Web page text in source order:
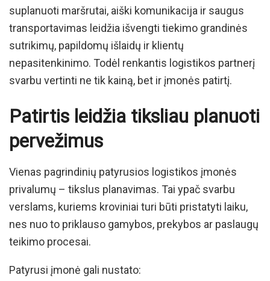
suplanuoti maršrutai, aiški komunikacija ir saugus
transportavimas leidžia išvengti tiekimo grandinės
sutrikimų, papildomų išlaidų ir klientų
nepasitenkinimo. Todėl renkantis logistikos partnerį
svarbu vertinti ne tik kainą, bet ir įmonės patirtį.
Patirtis leidžia tiksliau planuoti
pervežimus
Vienas pagrindinių patyrusios logistikos įmonės
privalumų – tikslus planavimas. Tai ypač svarbu
verslams, kuriems kroviniai turi būti pristatyti laiku,
nes nuo to priklauso gamybos, prekybos ar paslaugų
teikimo procesai.
Patyrusi įmonė gali nustato: